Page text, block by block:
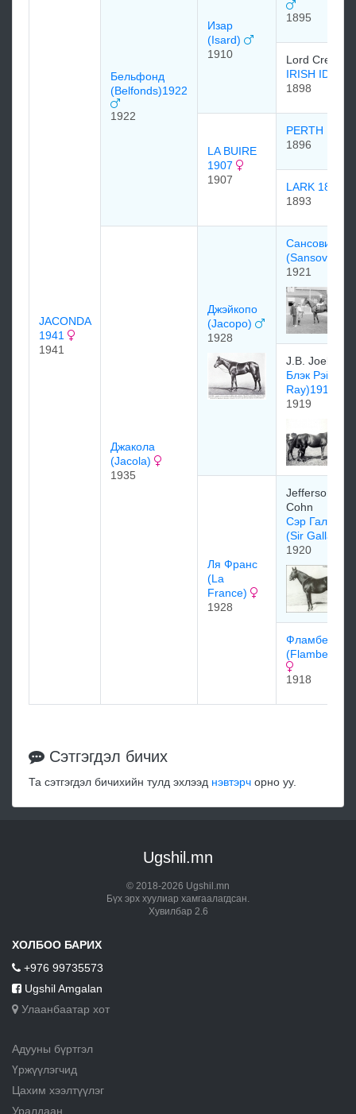
JACONDA
1941
1941
Бельфонд
(Belfonds)1922
1922
Изар
(Isard)
1910
1895
Lord Crewe
IRISH IDYLL
1898
LA BUIRE
1907
1907
PERTH 1896
1896
LARK 1893
1893
Джакола
(Jacola)
1935
Джэйкопо
(Jacopo)
1928
Сансовино
(Sansovino)
1921
J.B. Joel
Блэк Рэй
Ray)1919
1919
Ля Франс
(La
France)
1928
Jefferson
Cohn
Сэр
(Sir
1920
Фламбетт
1918
Сэтгэгдэл бичих
Та сэтгэгдэл бичихийн тулд эхлээд нэвтэрч орно уу.
Ugshil.mn
© 2018-2026 Ugshil.mn
Бүх эрх хуулиар хамгаалагдсан.
Хувилбар 2.6
ХОЛБОО БАРИХ
+976 99735573
Ugshil Amgalan
Улаанбаатар хот
Адууны бүртгэл
Үржүүлэгчид
Цахим хээлтүүлэг
Уралдаан